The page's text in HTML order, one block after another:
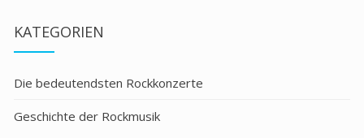
KATEGORIEN
Die bedeutendsten Rockkonzerte
Geschichte der Rockmusik